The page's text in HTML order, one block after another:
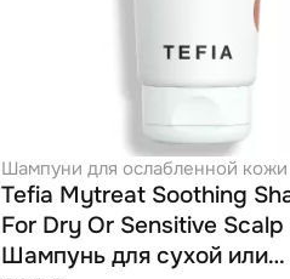
Шампуни для ослабленной
Tefia Mytreat Soothing
For Dry Or Sensitive
Шампунь для сухой или